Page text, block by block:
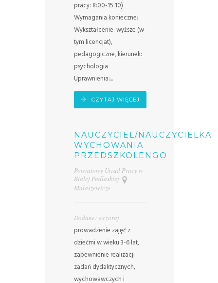
pracy: 8:00-15:10)
Wymagania konieczne:
Wykształcenie: wyższe (w
tym licencjat),
pedagogiczne, kierunek:
psychologia
Uprawnienia:...
CZYTAJ WIĘCEJ
NAUCZYCIEL/NAUCZYCIELKA
WYCHOWANIA
PRZEDSZKOLENGO
Powiatowy Urząd Pracy w
Białej Podlaskiej
Małaszewicze
Dodane: wczoraj
prowadzenie zajęć z
dziećmi w wieku 3-6 lat,
zapewnienie realizacji
zadań dydaktycznych,
wychowawczych i